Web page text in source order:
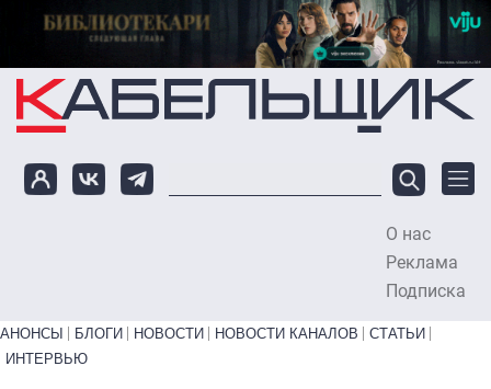
Перейти к основному содержанию
О нас
Реклама
Подписка
Primary links bottom
АНОНСЫ БЛОГИ НОВОСТИ НОВОСТИ КАНАЛОВ
СТАТЬИ
ИНТЕРВЬЮ